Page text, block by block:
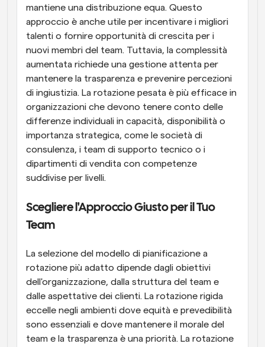
mantiene una distribuzione equa. Questo
approccio è anche utile per incentivare i migliori
talenti o fornire opportunità di crescita per i
nuovi membri del team. Tuttavia, la complessità
aumentata richiede una gestione attenta per
mantenere la trasparenza e prevenire percezioni
di ingiustizia. La rotazione pesata è più efficace in
organizzazioni che devono tenere conto delle
differenze individuali in capacità, disponibilità o
importanza strategica, come le società di
consulenza, i team di supporto tecnico o i
dipartimenti di vendita con competenze
suddivise per livelli.
Scegliere l'Approccio Giusto per il Tuo
Team
La selezione del modello di pianificazione a
rotazione più adatto dipende dagli obiettivi
dell'organizzazione, dalla struttura del team e
dalle aspettative dei clienti. La rotazione rigida
eccelle negli ambienti dove equità e prevedibilità
sono essenziali e dove mantenere il morale del
team e la trasparenza è una priorità. La rotazione